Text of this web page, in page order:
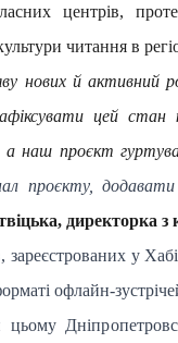
центрів,
читання в
нових й активний
цей
а наш проєкт
проєкту,
директорка
у
офлайн-
цьому